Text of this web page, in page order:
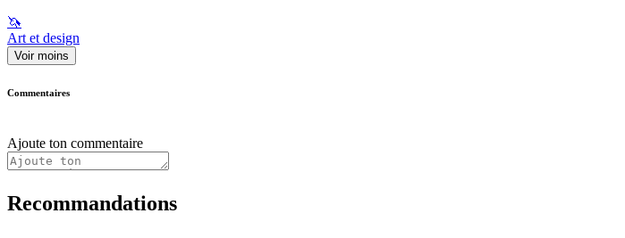
🦄
Art et design
Voir moins
Commentaires
Ajoute ton commentaire
Recommandations